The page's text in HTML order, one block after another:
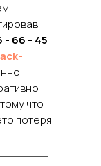
- 66 - 45
что
потеря